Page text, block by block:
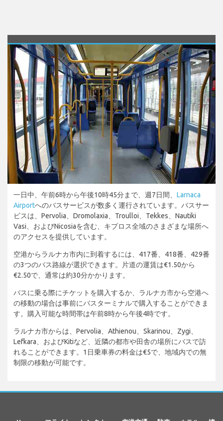
一日中、午前6時から午後10時45分まで、週7日間、 Larnaca
Airportへのバスサービスが数多く運行されています。バスサー
ビスは、Pervolia、Dromolaxia、Troulloi、Tekkes、Nautiki
Vasi、およびNicosiaを含む、キプロス全域のさまざまな場所へ
のアクセスを提供しています。
空港からラルナカ市内に到着するには、417番、418番、429番
の3つのバス路線が選択できます。片道の運賃は€1.50から
€2.50で、通常は約30分かかります。
バスに乗る際にチケットを購入するか、ラルナカ市から空港へ
の移動の場合は事前にバスターミナルで購入することができま
す。購入可能な時間帯は午前8時から午後4時です。
ラルナカ市からは、Pervolia、Athienou、Skarinou、Zygi、
Lefkara、およびKitiなど、近隣の都市や田舎の場所にバスで訪
れることができます。1日乗車券の料金は€5で、地域内での無
制限の移動が可能です。